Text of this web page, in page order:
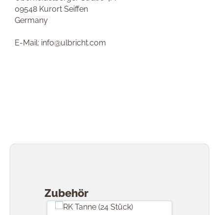
09548 Kurort Seiffen
Germany
E-Mail: info@ulbricht.com
Zubehör